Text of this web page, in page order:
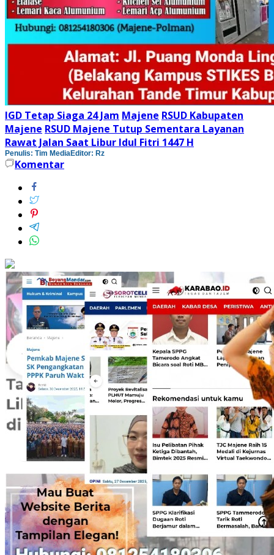
IGD Tetap Siaga 24 Jam Majene RSUD Kabupaten
Majene RSUD Majene Tutup Sementara Layanan
Rawat Jalan Saat Libur Idul Fitri 1447 H
Penulis: Tim MediaEditor: Rz
Komentar